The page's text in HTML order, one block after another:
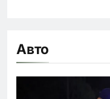
Авто